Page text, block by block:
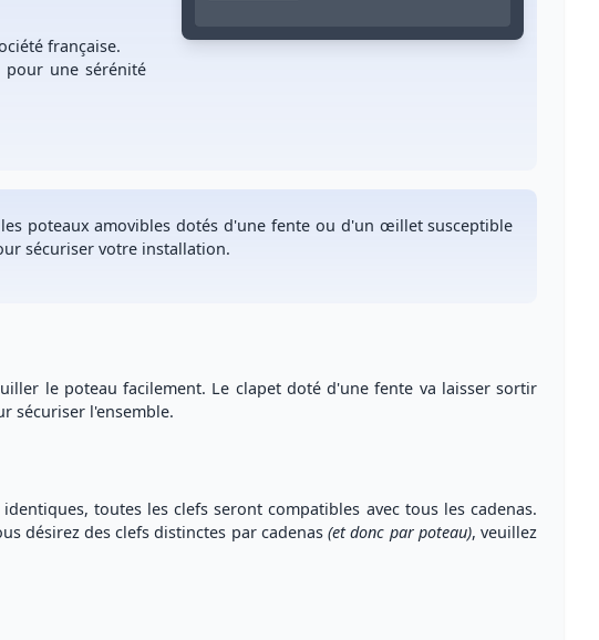
française.
pour unesérénité
poteaux amovibles dotés d'une fente ou d'un œillet susceptible
sécuriser votre installation.
le poteau facilement. Le clapet doté d'une fente va laisser sortir
sécuriser l'ensemble.
identiques, toutes les clefs seront compatibles avec tous les cadenas.
désirez des clefs distinctes par cadenas(et donc par poteau), veuillez